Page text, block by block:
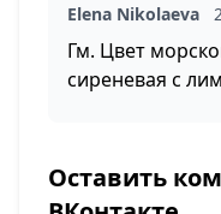
Elena Nikolaeva
Гм. Цвет
сиреневая с
Оставить